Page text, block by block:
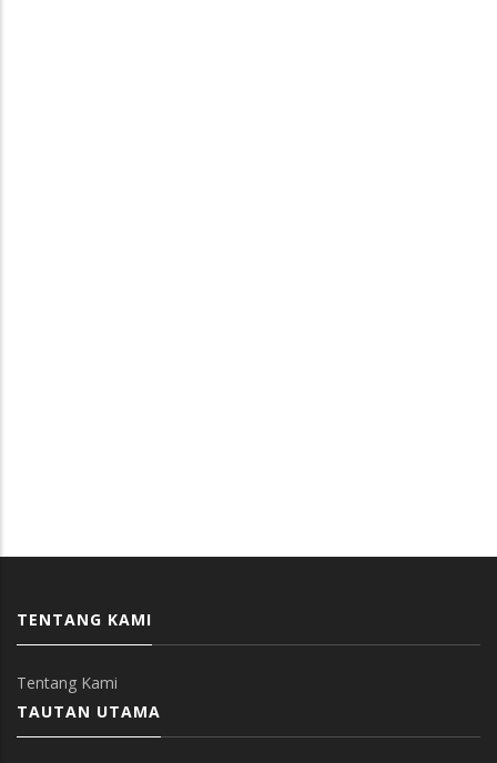
TENTANG KAMI
Tentang Kami
TAUTAN UTAMA